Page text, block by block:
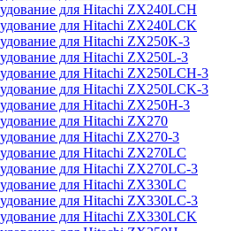
для Hitachi ZX240LCH
для Hitachi ZX240LCK
для Hitachi ZX250K-3
для Hitachi ZX250L-3
для Hitachi ZX250LCH-3
для Hitachi ZX250LCK-3
для Hitachi ZX250Н-3
для Hitachi ZX270
для Hitachi ZX270-3
для Hitachi ZX270LC
для Hitachi ZX270LC-3
для Hitachi ZX330LC
для Hitachi ZX330LC-3
для Hitachi ZX330LCK